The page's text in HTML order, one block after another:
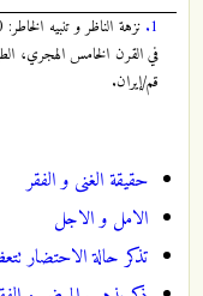
1.
قم/إيران.
حقيقة الغنى و الفقر
الامل و الاجل
تذكر حالة الاحتضار